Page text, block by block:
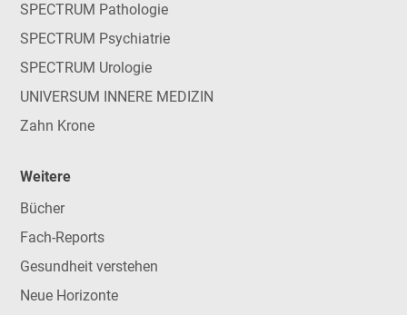
SPECTRUM Pathologie
SPECTRUM Psychiatrie
SPECTRUM Urologie
UNIVERSUM INNERE MEDIZIN
Zahn Krone
Weitere
Bücher
Fach-Reports
Gesundheit verstehen
Neue Horizonte